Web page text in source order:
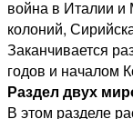
война в Италии и
колоний,
Заканчивается
годов и началом
Раздел двух
В этом разделе